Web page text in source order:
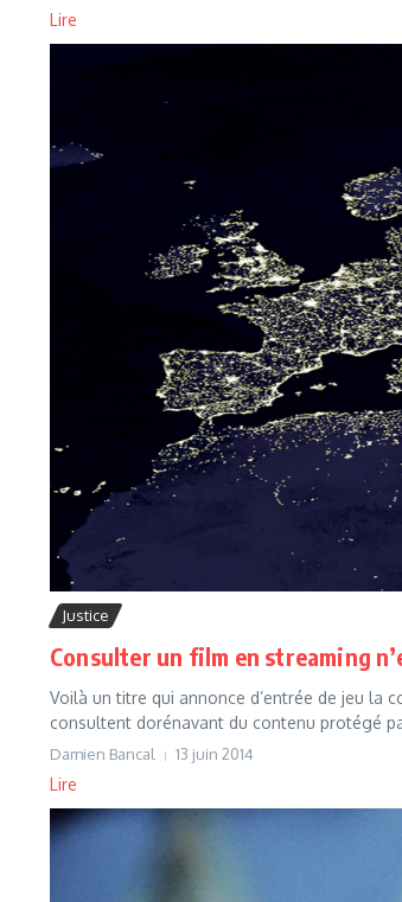
Lire
Justice
Consulter un film en streaming
Voilà un titre qui annonce d’entrée de jeu la
consultent dorénavant du contenu protégé
Damien Bancal 13 juin 2014
Lire